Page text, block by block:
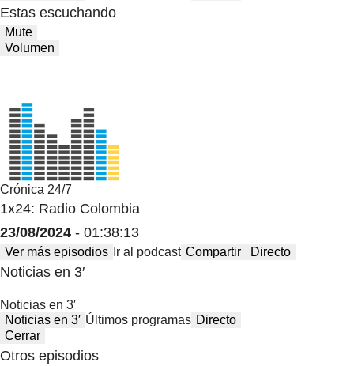
Estas escuchando
Mute
Volumen
Crónica 24/7
1x24: Radio Colombia
23/08/2024 - 01:38:13
Ver más episodios Ir al podcast Compartir Directo
Noticias en 3′
Noticias en 3′
Noticias en 3′ Últimos programas Directo
Cerrar
Otros episodios